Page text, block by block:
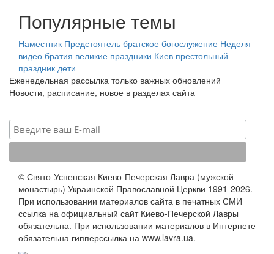
Популярные темы
Наместник Предстоятель братское богослужение Неделя
видео братия великие праздники Киев престольный
праздник дети
Еженедельная рассылка только важных обновлений
Новости, расписание, новое в разделах сайта
© Свято-Успенская Киево-Печерская Лавра (мужской
монастырь) Украинской Православной Церкви 1991-2026.
При использовании материалов сайта в печатных СМИ
ссылка на официальный сайт Киево-Печерской Лавры
обязательна. При использовании материалов в Интернете
обязательна гипперссылка на www.lavra.ua.